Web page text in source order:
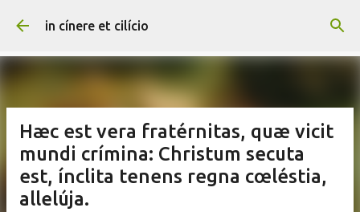
Skip to main content
in cínere et cilício
Hæc est vera fratérnitas, quæ vicit
mundi crímina: Christum secuta
est, ínclita tenens regna cœléstia,
allelúja.